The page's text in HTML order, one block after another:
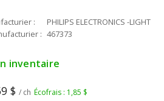
:
PHILIPS ELECTRONICS -LIGHT
: 467373
inventaire
$ / ch Écofrais : 1,85 $